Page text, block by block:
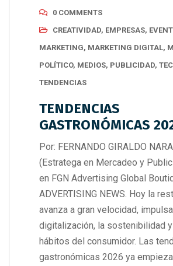
0 COMMENTS
CREATIVIDAD, EMPRESAS,
MARKETING, MARKETING DIGITAL,
POLÍTICO, MEDIOS, PUBLICIDAD,
TENDENCIAS
TENDENCIAS
GASTRONÓMICAS
Por: FERNANDO GIRALDO
(Estratega en Mercadeo y
en FGN Advertising Global
ADVERTISING NEWS. Hoy la
avanza a gran velocidad,
digitalización, la sostenibilidad
hábitos del consumidor. Las
gastronómicas 2026 ya